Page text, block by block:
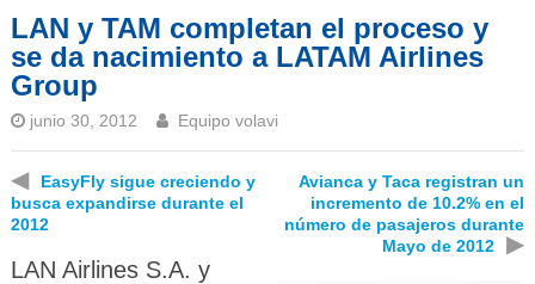
LAN y TAM completan el proceso y
se da nacimiento a LATAM Airlines
Group
junio 30, 2012 Equipo volavi
◀
EasyFly sigue creciendo y
busca expandirse durante el
2012
Avianca y Taca registran un
incremento de 10.2% en el
número de pasajeros durante
Mayo de 2012
▶
LAN Airlines S.A. y